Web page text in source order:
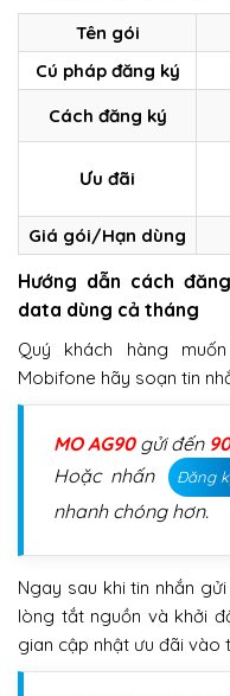
Tên gói
Cú pháp đăng ký
Cách đăng ký
Ưu đãi
Giá gói/Hạn dùng
Hướng dẫn cách
data dùng cả tháng
Quý khách hàng
Mobifone hãy soạn tin
MO AG90gửi đến
Hoặc nhấn
Đăng
nhanh chóng hơn.
Ngay sau khi tin nhắn
lòng tắt nguồn và khởi
gian cập nhật ưu đãi vào